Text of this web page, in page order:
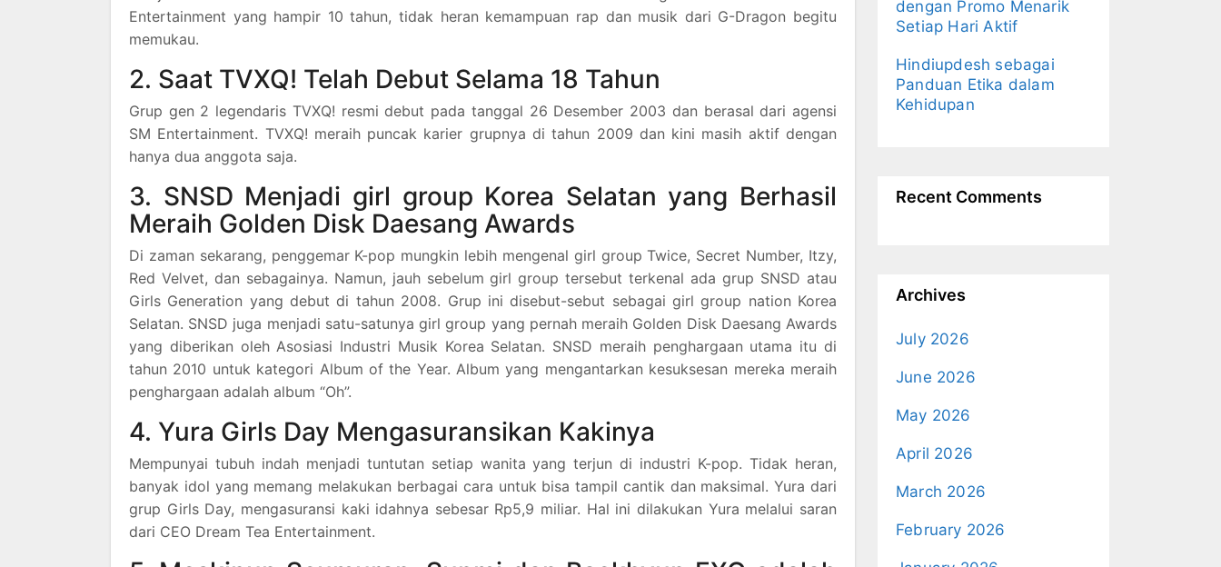
Entertainment yang hampir 10 tahun, tidak heran kemampuan rap dan musik dari G-Dragon begitu
memukau.
2. Saat TVXQ! Telah Debut Selama 18 Tahun
Grup gen 2 legendaris TVXQ! resmi debut pada tanggal 26 Desember 2003 dan berasal dari agensi
SM Entertainment. TVXQ! meraih puncak karier grupnya di tahun 2009 dan kini masih aktif dengan
hanya dua anggota saja.
3. SNSD Menjadi girl group Korea Selatan yang Berhasil
Meraih Golden Disk Daesang Awards
Di zaman sekarang, penggemar K-pop mungkin lebih mengenal girl group Twice, Secret Number, Itzy,
Red Velvet, dan sebagainya. Namun, jauh sebelum girl group tersebut terkenal ada grup SNSD atau
Girls Generation yang debut di tahun 2008. Grup ini disebut-sebut sebagai girl group nation Korea
Selatan. SNSD juga menjadi satu-satunya girl group yang pernah meraih Golden Disk Daesang Awards
yang diberikan oleh Asosiasi Industri Musik Korea Selatan. SNSD meraih penghargaan utama itu di
tahun 2010 untuk kategori Album of the Year. Album yang mengantarkan kesuksesan mereka meraih
penghargaan adalah album “Oh”.
4. Yura Girls Day Mengasuransikan Kakinya
Mempunyai tubuh indah menjadi tuntutan setiap wanita yang terjun di industri K-pop. Tidak heran,
banyak idol yang memang melakukan berbagai cara untuk bisa tampil cantik dan maksimal. Yura dari
grup Girls Day, mengasuransi kaki idahnya sebesar Rp5,9 miliar. Hal ini dilakukan Yura melalui saran
dari CEO Dream Tea Entertainment.
dengan Promo Menarik
Setiap Hari Aktif
Hindiupdesh sebagai
Panduan Etika dalam
Kehidupan
Recent Comments
Archives
July 2026
June 2026
May 2026
April 2026
March 2026
February 2026